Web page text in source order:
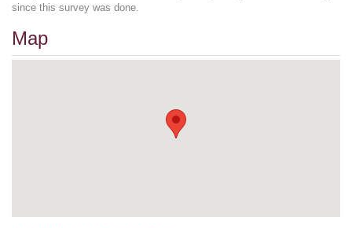
since this survey was done.
Map